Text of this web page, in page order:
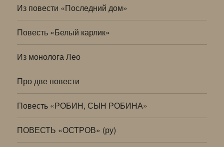
Из повести «Последний дом»
Повесть «Белый карлик»
Из монолога Лео
Про две повести
Повесть «РОБИН, СЫН РОБИНА»
ПОВЕСТЬ «ОСТРОВ» (ру)